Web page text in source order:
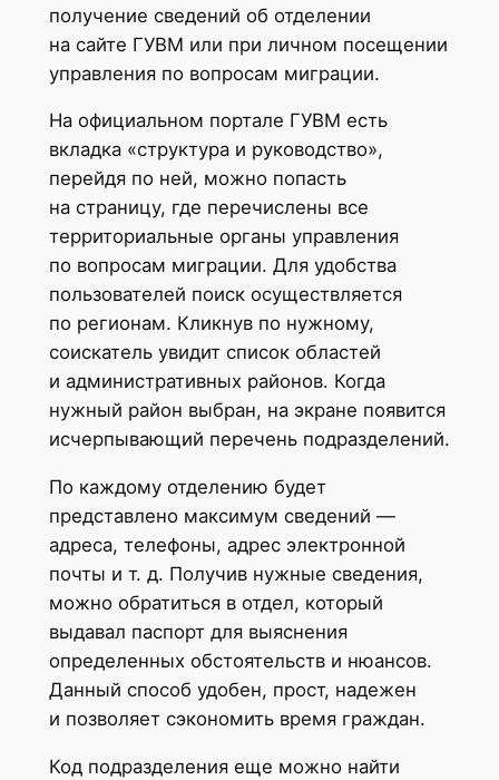
получение сведений об отделении
на сайте ГУВМ или при личном посещении
управления по вопросам миграции.
На официальном портале ГУВМ есть
вкладка «структура и руководство»,
перейдя по ней, можно попасть
на страницу, где перечислены все
территориальные органы управления
по вопросам миграции. Для удобства
пользователей поиск осуществляется
по регионам. Кликнув по нужному,
соискатель увидит список областей
и административных районов. Когда
нужный район выбран, на экране появится
исчерпывающий перечень подразделений.
По каждому отделению будет
представлено максимум сведений —
адреса, телефоны, адрес электронной
почты и т. д. Получив нужные сведения,
можно обратиться в отдел, который
выдавал паспорт для выяснения
определенных обстоятельств и нюансов.
Данный способ удобен, прост, надежен
и позволяет сэкономить время граждан.
Код подразделения еще можно найти